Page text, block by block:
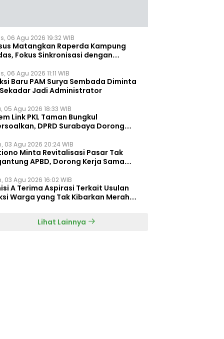
06 Agu 2026 19:32 WIB
Matangkan Raperda Kampung
Fokus Sinkronisasi dengan
06 Agu 2026 11:11 WIB
Baru PAM Surya Sembada Diminta
Jadi Administrator
05 Agu 2026 18:33 WIB
Link PKL Taman Bungkul
DPRD Surabaya Dorong
03 Agu 2026 20:24 WIB
Minta Revitalisasi Pasar Tak
APBD, Dorong Kerja Sama
03 Agu 2026 16:02 WIB
A Terima Aspirasi Terkait Usulan
Warga yang Tak Kibarkan Merah
Lihat Lainnya